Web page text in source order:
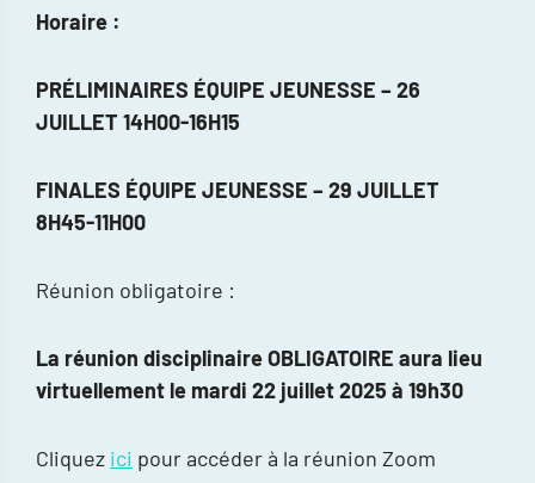
Horaire :
PRÉLIMINAIRES ÉQUIPE JEUNESSE – 26
JUILLET 14H00-16H15
FINALES ÉQUIPE JEUNESSE – 29 JUILLET
8H45-11H00
Réunion obligatoire :
La réunion disciplinaire OBLIGATOIRE aura lieu
virtuellement le mardi 22 juillet 2025 à 19h30
Cliquez ici pour accéder à la réunion Zoom